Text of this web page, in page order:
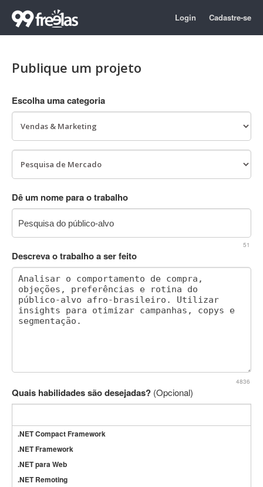
Login Cadastre-se
Publique um projeto
Escolha uma categoria
Dê um nome para o trabalho
51
Descreva o trabalho a ser feito
4836
Quais habilidades são desejadas? (Opcional)
.NET Compact Framework
.NET Framework
.NET para Web
.NET Remoting